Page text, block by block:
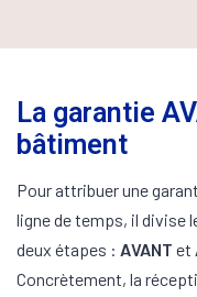
La garantie
bâtiment
Pour attribuer une
ligne de temps, il divise
deux étapes : AVANT et
Concrètement, la